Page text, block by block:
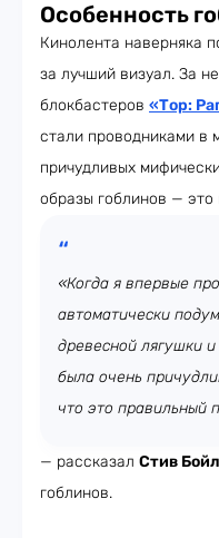
Особенность
Кинолента наверняка
за лучший визуал. За
блокбастеров «Тор:
стали проводниками в
причудливых
образы гоблинов —
«Когда я впервые
автоматически
древесной лягушки
была очень
что это правильный
— рассказал Стив Бойл
гоблинов.